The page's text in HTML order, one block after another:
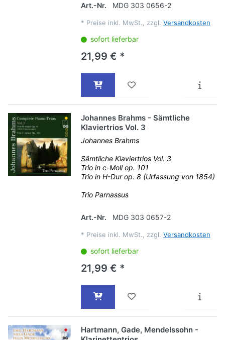
Art.-Nr.
MDG 303 0656-2
* Preise inkl. MwSt., zzgl. Versandkosten
sofort lieferbar
21,99 € *
Johannes Brahms - Sämtliche
Klaviertrios Vol. 3
Johannes Brahms
Sämtliche Klaviertrios Vol. 3
Trio in c-Moll op. 101
Trio in H-Dur op. 8 (Urfassung von 1854)
Trio Parnassus
Art.-Nr. MDG 303 0657-2
* Preise inkl. MwSt., zzgl. Versandkosten
sofort lieferbar
21,99 € *
Hartmann, Gade, Mendelssohn -